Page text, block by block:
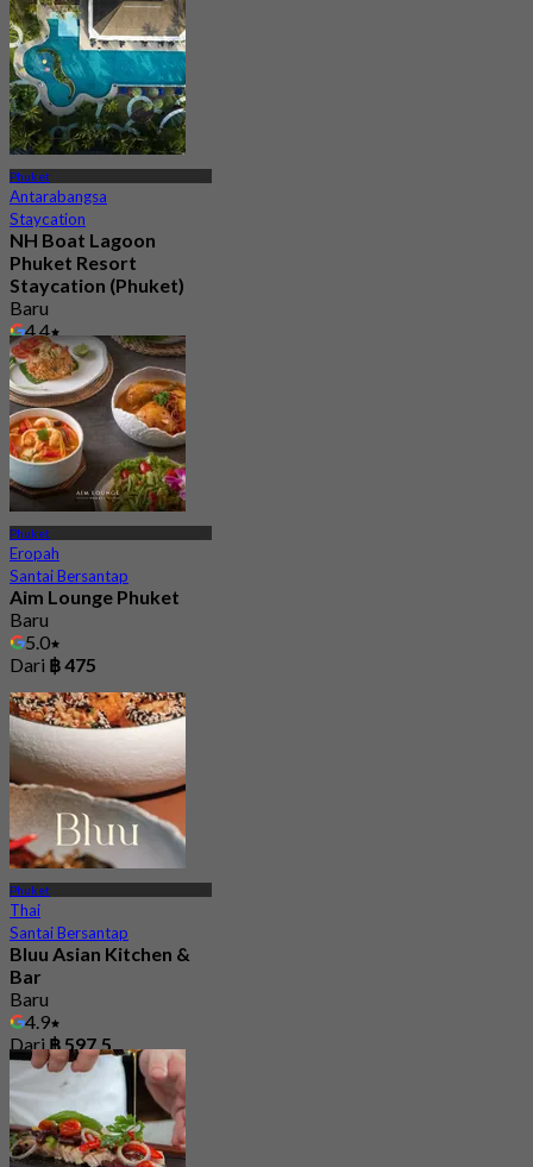
Phuket
Antarabangsa
Staycation
NH Boat Lagoon
Phuket Resort
Staycation (Phuket)
Baru
4.4
Dari฿ 3,500
Phuket
Eropah
Santai Bersantap
Aim Lounge Phuket
Baru
5.0
Dari ฿ 475
Phuket
Thai
Santai Bersantap
Bluu Asian Kitchen &
Bar
Baru
4.9
Dari฿ 597.5